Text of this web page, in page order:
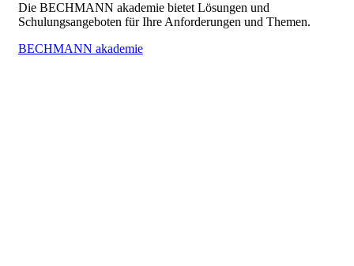
Die BECHMANN akademie bietet Lösungen und
Schulungsangeboten für Ihre Anforderungen und Themen.
BECHMANN akademie